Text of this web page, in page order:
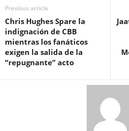
Previous article
Chris Hughes Spare la
indignación de CBB
mientras los fanáticos
exigen la salida de la
“repugnante” acto